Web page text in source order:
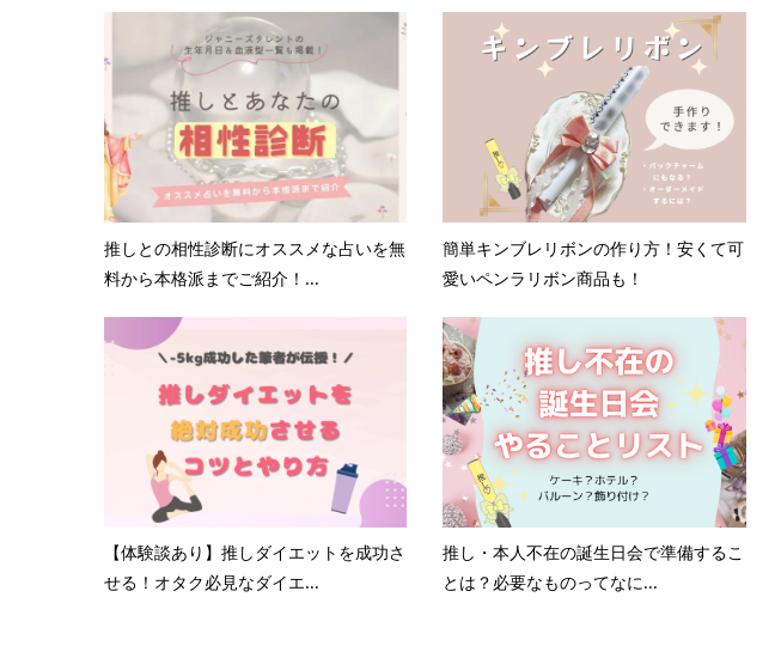
推しとの相性診断にオススメな占いを無
料から本格派までご紹介！...
簡単キンブレリボンの作り方！安くて可
愛いペンラリボン商品も！
【体験談あり】推しダイエットを成功さ
せる！オタク必見なダイエ...
推し・本人不在の誕生日会で準備するこ
とは？必要なものってなに...